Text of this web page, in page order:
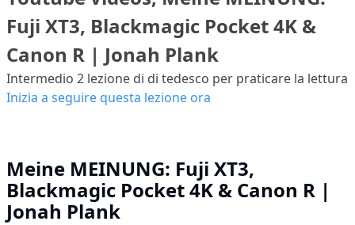
Fuji XT3, Blackmagic Pocket 4K &
Canon R | Jonah Plank
Intermedio 2 lezione di di tedesco per praticare la lettura
Inizia a seguire questa lezione ora
Meine MEINUNG: Fuji XT3,
Blackmagic Pocket 4K & Canon R |
Jonah Plank